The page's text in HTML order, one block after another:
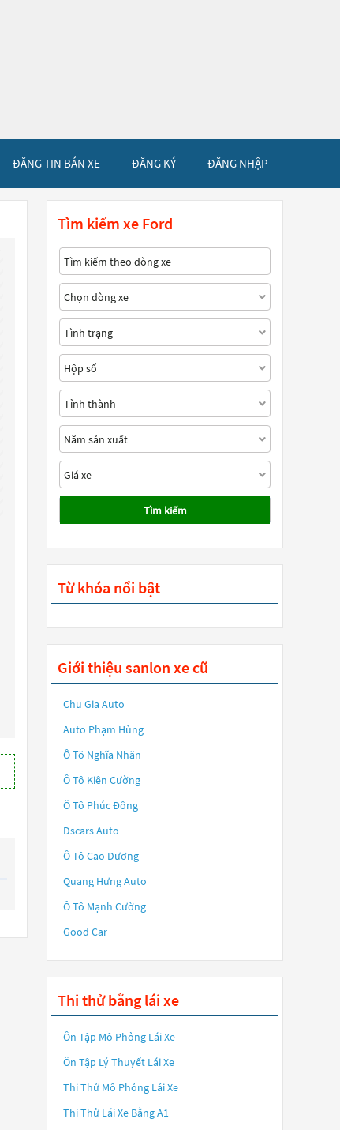
ĐĂNG TIN BÁN XE ĐĂNG KÝ ĐĂNG NHẬP
Tìm kiếm xe Ford
Tìm kiếm
Từ khóa nổi bật
Giới thiệu sanlon xe cũ
Chu Gia Auto
Auto Phạm Hùng
Ô Tô Nghĩa Nhân
Ô Tô Kiên Cường
Ô Tô Phúc Đông
Dscars Auto
Ô Tô Cao Dương
Quang Hưng Auto
Ô Tô Mạnh Cường
Good Car
Thi thử bằng lái xe
Ôn Tập Mô Phỏng Lái Xe
Ôn Tập Lý Thuyết Lái Xe
Thi Thử Mô Phỏng Lái Xe
Thi Thử Lái Xe Bằng A1